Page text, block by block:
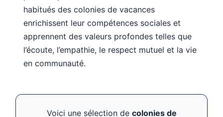
habitués des colonies de vacances
enrichissent leur compétences sociales et
apprennent des valeurs profondes telles que
l’écoute, l’empathie, le respect mutuel et la vie
en communauté.
Voici une sélection de colonies de